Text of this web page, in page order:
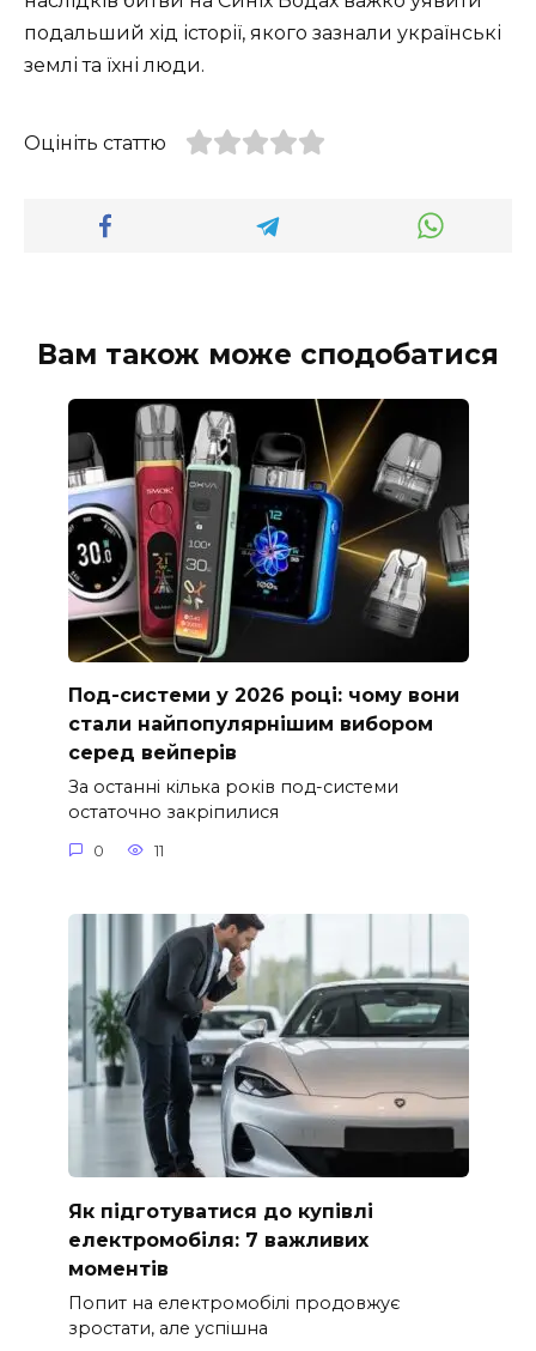
подальший хід історії, якого зазнали українські
землі та їхні люди.
Оцініть статтю
Вам також може сподобатися
Под-системи у 2026 році: чому вони
стали найпопулярнішим вибором
серед вейперів
За останні кілька років под-системи
остаточно закріпилися
0 11
Як підготуватися до купівлі
електромобіля: 7 важливих
моментів
Попит на електромобілі продовжує
зростати, але успішна